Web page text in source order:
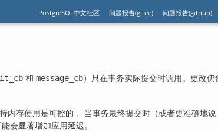
PostgreSQL中文社区 问题报告(gitee) 问题报告(github)
和 message_cb）只在事务实际提交时调用。更改
内存使用是可控的， 当事务最终提交时（或者更准确地
会显著增加应用延迟。